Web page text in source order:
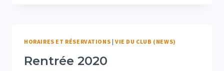
REPRISE
ENTRAÎNEMENTS
HORAIRES ET RÉSERVATIONS |VIE DU CLUB (NEWS)
Rentrée 2020